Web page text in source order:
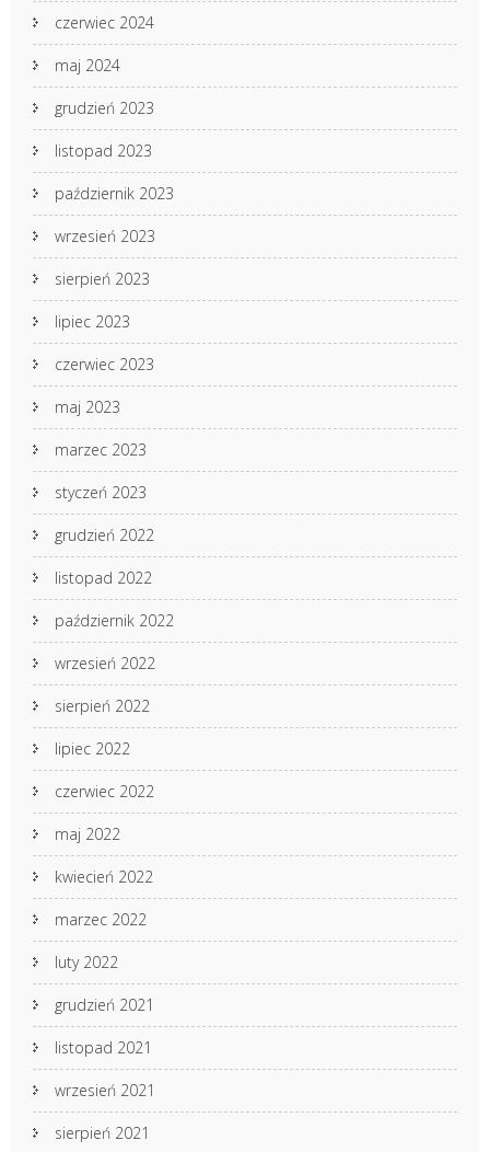
czerwiec 2024
maj 2024
grudzień 2023
listopad 2023
październik 2023
wrzesień 2023
sierpień 2023
lipiec 2023
czerwiec 2023
maj 2023
marzec 2023
styczeń 2023
grudzień 2022
listopad 2022
październik 2022
wrzesień 2022
sierpień 2022
lipiec 2022
czerwiec 2022
maj 2022
kwiecień 2022
marzec 2022
luty 2022
grudzień 2021
listopad 2021
wrzesień 2021
sierpień 2021